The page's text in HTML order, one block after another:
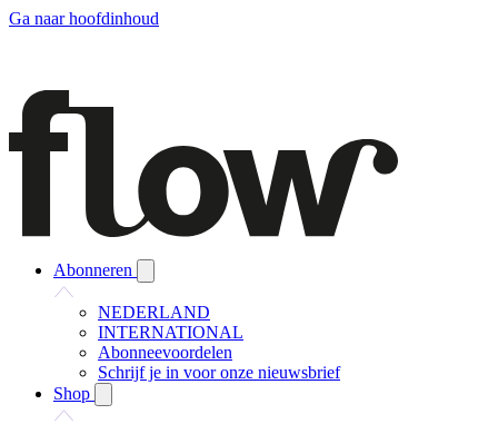
Ga naar hoofdinhoud
Abonneren
NEDERLAND
INTERNATIONAL
Abonneevoordelen
Schrijf je in voor onze nieuwsbrief
Shop